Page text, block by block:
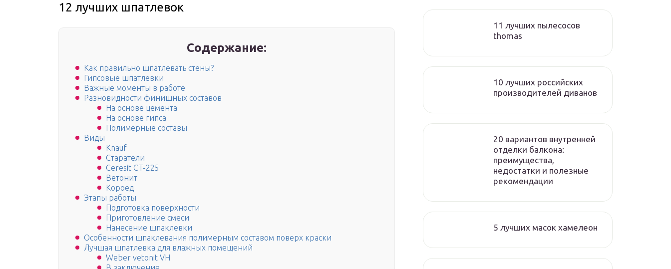
12 лучших шпатлевок
Содержание:
Как правильно шпатлевать стены?
Гипсовые шпатлевки
Важные моменты в работе
Разновидности финишных составов
На основе цемента
На основе гипса
Полимерные составы
Виды
Knauf
Старатели
Ceresit CT-225
Ветонит
Короед
Этапы работы
Подготовка поверхности
Приготовление смеси
Нанесение шпаклевки
Особенности шпаклевания полимерным составом поверх краски
Лучшая шпатлевка для влажных помещений
Weber vetonit VH
11 лучших пылесосов
thomas
10 лучших российских
производителей диванов
20 вариантов внутренней
отделки балкона:
преимущества,
недостатки и полезные
рекомендации
5 лучших масок хамелеон